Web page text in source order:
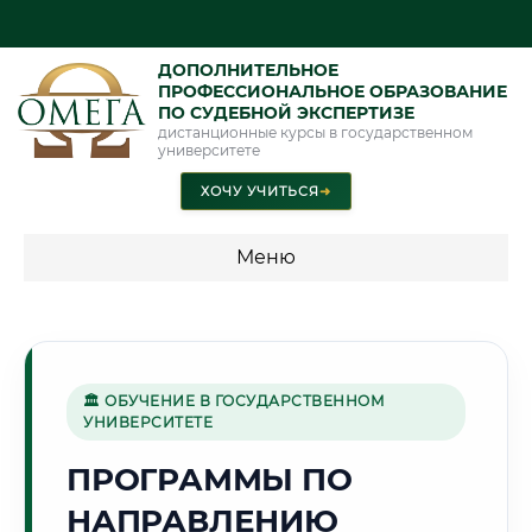
ДОПОЛНИТЕЛЬНОЕ
ПРОФЕССИОНАЛЬНОЕ ОБРАЗОВАНИЕ
ПО СУДЕБНОЙ ЭКСПЕРТИЗЕ
дистанционные курсы в государственном
университете
ХОЧУ УЧИТЬСЯ➜
Меню
специальности"
Стоимость по программам обучения "Судебная экспертиза"
Стоимость по программам обучения "Экспертиза"
🏛 ОБУЧЕНИЕ В ГОСУДАРСТВЕННОМ
УНИВЕРСИТЕТЕ
ПРОГРАММЫ ПО
НАПРАВЛЕНИЮ